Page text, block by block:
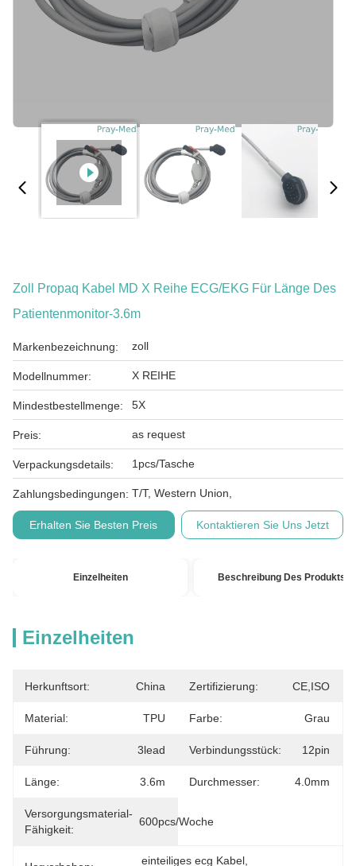
Zoll Propaq Kabel MD X Reihe ECG/EKG Für Länge Des
Patientenmonitor-3.6m
Markenbezeichnung: zoll
Modellnummer: X REIHE
Mindestbestellmenge: 5X
Preis: as request
Verpackungsdetails: 1pcs/Tasche
Zahlungsbedingungen: T/T, Western Union,
Erhalten Sie Besten Preis Kontaktieren Sie Uns Jetzt
Einzelheiten Beschreibung Des Produkts
Einzelheiten
Herkunftsort: China Zertifizierung: CE,ISO
Material: TPU Farbe: Grau
Führung: 3lead Verbindungsstück: 12pin
Länge: 3.6m Durchmesser: 4.0mm
Versorgungsmaterial-
Fähigkeit:
600pcs/Woche
einteiliges ecg Kabel